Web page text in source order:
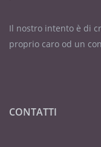
Il nostro intento è di
proprio caro od un
CONTATTI